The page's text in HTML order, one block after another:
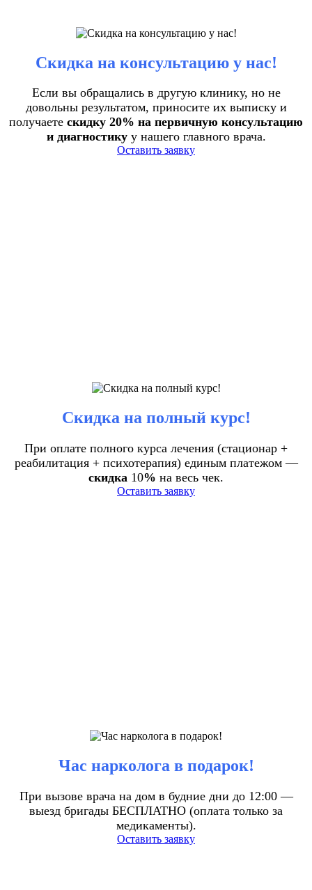
Скидка на консультацию у нас!
Если вы обращались в другую клинику, но не
довольны результатом, приносите их выписку и
получаете скидку 20% на первичную консультацию
и диагностикуу нашего главного врача.
Оставить заявку
Скидка на полный курс!
При оплате полного курса лечения (стационар +
реабилитация + психотерапия) единым платежом —
скидка 10% на весь чек.
Оставить заявку
Час нарколога в подарок!
При вызове врача на дом в будние дни до 12:00 —
выезд бригады БЕСПЛАТНО (оплата только за
медикаменты).
Оставить заявку